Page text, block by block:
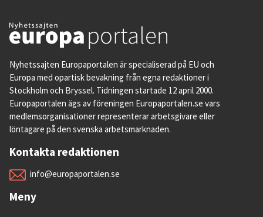
Nyhetssajten Europaportalen är specialiserad på EU och
Europa med opartisk bevakning från egna redaktioner i
Stockholm och Bryssel. Tidningen startade 12 april 2000.
Europaportalen ägs av föreningen Europaportalen.se vars
medlemsorganisationer representerar arbetsgivare eller
löntagare på den svenska arbetsmarknaden.
Kontakta redaktionen
info@europaportalen.se
Meny